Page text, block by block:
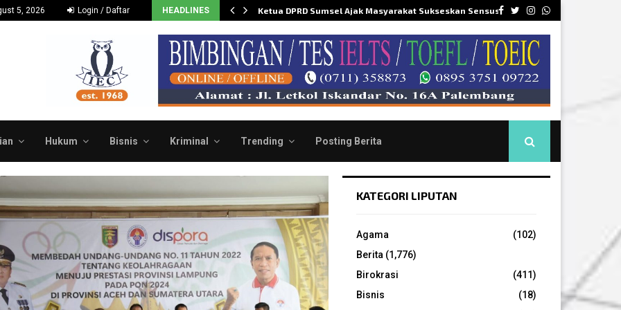
Facebook
Twitter
Instagram
Whatsapp
5, 2026 Login / Daftar HEADLINES
dan Dorong Budidaya… Ketua DPRD Sumsel Ajak Masyarakat Sukseskan Sensus…
Hukum Bisnis Kriminal Trending Posting Berita
KATEGORI LIPUTAN
Agama
(102)
Berita (1,776)
Birokrasi
(411)
Bisnis
(18)